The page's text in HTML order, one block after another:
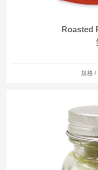
Roasted
規格 /